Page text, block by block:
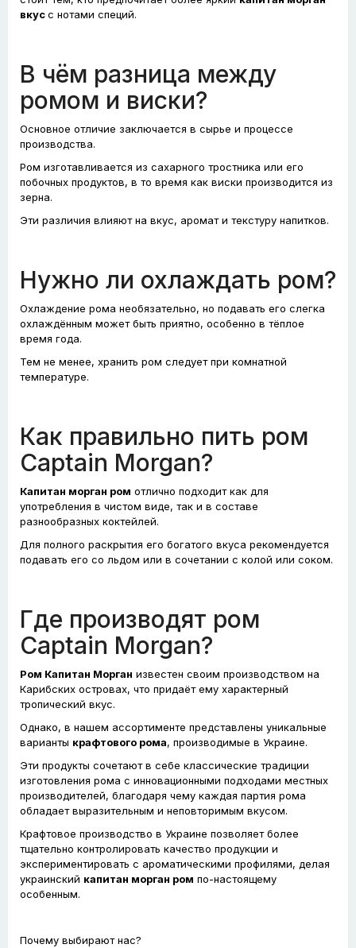
вкусс нотами специй.
В чём разница между
ромом и виски?
Основное отличие заключается в сырье и процессе
производства.
Ром изготавливается из сахарного тростника или его
побочных продуктов, в то время как виски производится из
зерна.
Эти различия влияют на вкус, аромат и текстуру напитков.
Нужно ли охлаждать ром?
Охлаждение рома необязательно, но подавать его слегка
охлаждённым может быть приятно, особенно в тёплое
время года.
Тем не менее, хранить ром следует при комнатной
температуре.
Как правильно пить ром
Captain Morgan?
Капитан морган ром отлично подходит как для
употребления в чистом виде, так и в составе
разнообразных коктейлей.
Для полного раскрытия его богатого вкуса рекомендуется
подавать его со льдом или в сочетании с колой или соком.
Где производят ром
Captain Morgan?
Ром Капитан Морган известен своим производством на
Карибских островах, что придаёт ему характерный
тропический вкус.
Однако, в нашем ассортименте представлены уникальные
варианты крафтового рома, производимые в Украине.
Эти продукты сочетают в себе классические традиции
изготовления рома с инновационными подходами местных
производителей, благодаря чему каждая партия рома
обладает выразительным и неповторимым вкусом.
Крафтовое производство в Украине позволяет более
тщательно контролировать качество продукции и
экспериментировать с ароматическими профилями, делая
украинский капитан морган ром по-настоящему
особенным.
Почему выбирают нас?